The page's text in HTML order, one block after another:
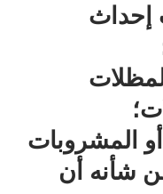
إحداث
المشروبات
شأنه أن